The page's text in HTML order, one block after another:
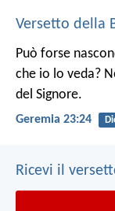
Versetto della
Può forse
che io lo veda?
del Signore.
Geremia 23:24
Ricevi il